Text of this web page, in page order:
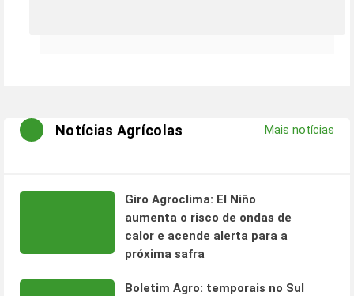
Notícias Agrícolas Mais notícias
Giro Agroclima: El Niño
aumenta o risco de ondas de
calor e acende alerta para a
próxima safra
Boletim Agro: temporais no Sul